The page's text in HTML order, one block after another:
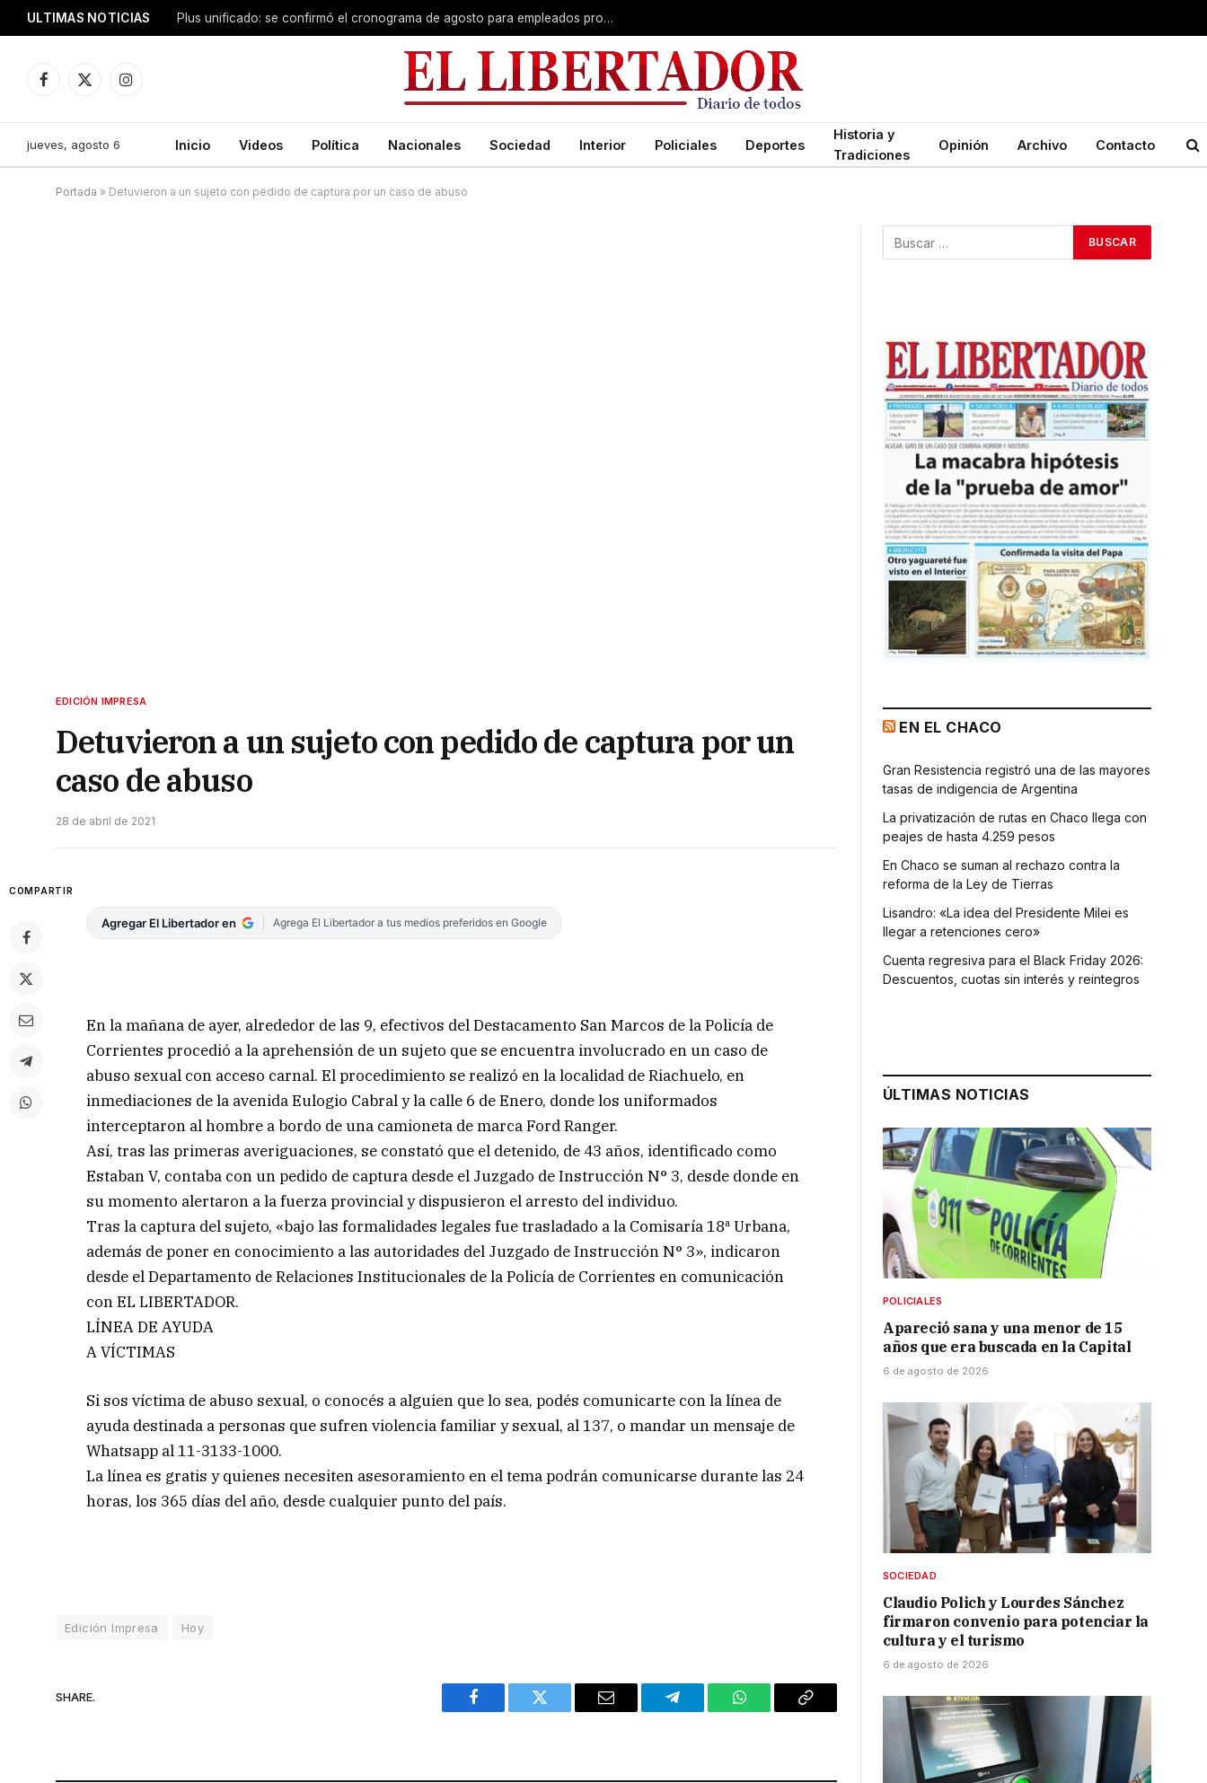
ULTIMAS NOTICIAS Plus unificado: se confirmó el cronograma de agosto para empleados provinciales
Facebook
X
Instagram
jueves, agosto 6 Inicio Videos Política Nacionales Sociedad Interior Policiales Deportes
Historia y
Tradiciones
Opinión Archivo Contacto
Portada » Detuvieron a un sujeto con pedido de captura por un caso de abuso
EDICIÓN IMPRESA
Detuvieron a un sujeto con pedido de captura por un
caso de abuso
28 de abril de 2021
COMPARTIR
Agregar El Libertador en Agrega El Libertador a tus medios preferidos en Google
En la mañana de ayer, alrededor de las 9, efectivos del Destacamento San Marcos de la Policía de
Corrientes procedió a la aprehensión de un sujeto que se encuentra involucrado en un caso de
abuso sexual con acceso carnal. El procedimiento se realizó en la localidad de Riachuelo, en
inmediaciones de la avenida Eulogio Cabral y la calle 6 de Enero, donde los uniformados
interceptaron al hombre a bordo de una camioneta de marca Ford Ranger.
Así, tras las primeras averiguaciones, se constató que el detenido, de 43 años, identificado como
Estaban V, contaba con un pedido de captura desde el Juzgado de Instrucción N° 3, desde donde en
su momento alertaron a la fuerza provincial y dispusieron el arresto del individuo.
Tras la captura del sujeto, «bajo las formalidades legales fue trasladado a la Comisaría 18ª Urbana,
además de poner en conocimiento a las autoridades del Juzgado de Instrucción N° 3», indicaron
desde el Departamento de Relaciones Institucionales de la Policía de Corrientes en comunicación
con EL LIBERTADOR.
LÍNEA DE AYUDA
A VÍCTIMAS
Si sos víctima de abuso sexual, o conocés a alguien que lo sea, podés comunicarte con la línea de
ayuda destinada a personas que sufren violencia familiar y sexual, al 137, o mandar un mensaje de
Whatsapp al 11-3133-1000.
La línea es gratis y quienes necesiten asesoramiento en el tema podrán comunicarse durante las 24
horas, los 365 días del año, desde cualquier punto del país.
Edición Impresa Hoy
SHARE.
Facebook Twitter Email Telegram WhatsAppCopy
EN EL CHACO
Gran Resistencia registró una de las mayores
tasas de indigencia de Argentina
La privatización de rutas en Chaco llega con
peajes de hasta 4.259 pesos
En Chaco se suman al rechazo contra la
reforma de la Ley de Tierras
Lisandro: «La idea del Presidente Milei es
llegar a retenciones cero»
Cuenta regresiva para el Black Friday 2026:
Descuentos, cuotas sin interés y reintegros
ÚLTIMAS NOTICIAS
POLICIALES
Apareció sana y una menor de 15
años que era buscada en la Capital
6 de agosto de 2026
SOCIEDAD
Claudio Polich y Lourdes Sánchez
firmaron convenio para potenciar la
cultura y el turismo
6 de agosto de 2026